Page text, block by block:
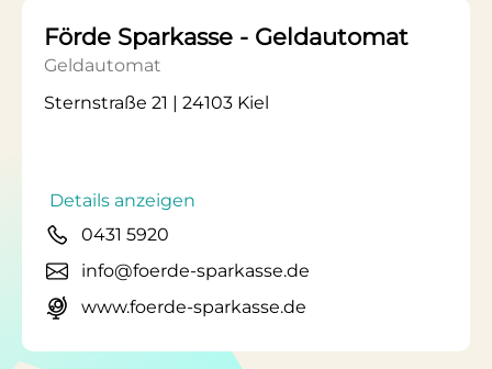
Förde Sparkasse - Geldautomat
Geldautomat
Sternstraße 21 | 24103 Kiel
Details anzeigen
0431 5920
info@foerde-sparkasse.de
www.foerde-sparkasse.de